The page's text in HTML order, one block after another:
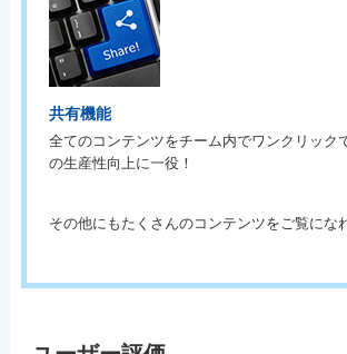
共有機能
全てのコンテンツをチーム内でワンクリック
の生産性向上に一役！
その他にもたくさんのコンテンツをご覧にな